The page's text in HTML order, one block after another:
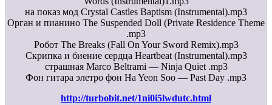
на показ мод Crystal Castles Baptism (Instrumental).mp3
Орган и пианино The Suspended Doll (Private Residence Theme
.mp3
Робот The Breaks (Fall On Your Sword Remix).mp3
Скрипка и биение сердца Heartbeat (Instrumental).mp3
страшная Marco Beltrami — Ninja Quiet .mp3
Фон гитара элетро фон Ha Yeon Soo — Past Day .mp3
http://turbobit.net/1ni0i5lwdutc.html